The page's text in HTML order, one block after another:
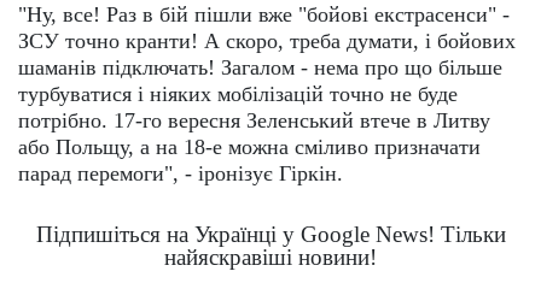
"Ну, все! Раз в бій пішли вже "бойові екстрасенси" -
ЗСУ точно кранти! А скоро, треба думати, і бойових
шаманів підключать! Загалом - нема про що більше
турбуватися і ніяких мобілізацій точно не буде
потрібно. 17-го вересня Зеленський втече в Литву
або Польщу, а на 18-е можна сміливо призначати
парад перемоги", - іронізує Гіркін.
Підпишіться на Українці у Google News! Тільки
найяскравіші новини!